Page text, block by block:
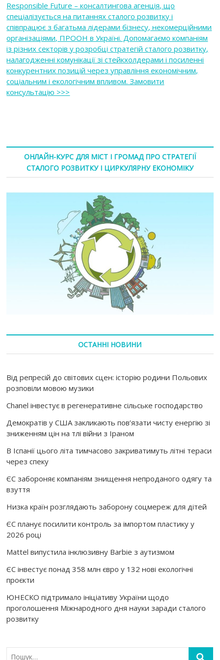
Responsible Future – консалтингова агенція, що
спеціалізується на питаннях сталого розвитку і
співпрацює з багатьма лідерами бізнесу, некомерційними
організаціями, ПРООН в Україні. Допомагаємо компаніям
із різних секторів у розробці стратегій сталого розвитку,
налагодженні комунікації зі стейкхолдерами і посиленні
конкурентних позицій через управління економічним,
соціальним і екологічним впливом. Замовити
консультацію >>>
ОНЛАЙН-КУРС ДЛЯ МІСТ І ГРОМАД ПРО СТРАТЕГІЇ
СТАЛОГО РОЗВИТКУ І ЦИРКУЛЯРНУ ЕКОНОМІКУ
ОСТАННІ НОВИНИ
Від репресій до світових сцен: історію родини Польових
розповіли мовою музики
Chanel інвестує в регенеративне сільське господарство
Демократів у США закликають пов’язати чисту енергію зі
зниженням цін на тлі війни з Іраном
В Іспанії цього літа тимчасово закриватимуть літні тераси
через спеку
ЄС забороняє компаніям знищення непроданого одягу та
взуття
Низка країн розглядають заборону соцмереж для дітей
ЄС планує посилити контроль за імпортом пластику у
2026 році
Mattel випустила інклюзивну Barbie з аутизмом
ЄС інвестує понад 358 млн євро у 132 нові екологічні
проєкти
ЮНЕСКО підтримало ініціативу України щодо
проголошення Міжнародного дня науки заради сталого
розвитку